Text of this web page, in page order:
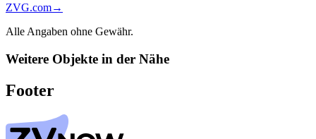
ZVG.com→
Alle Angaben ohne Gewähr.
Weitere Objekte in der Nähe
Footer